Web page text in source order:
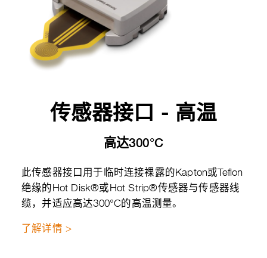
传感器接口 - 高温
高达300°C
此传感器接口用于临时连接裸露的Kapton或Teflon
绝缘的Hot Disk®或Hot Strip®传感器与传感器线
缆，并适应高达300°C的高温测量。
了解详情 >